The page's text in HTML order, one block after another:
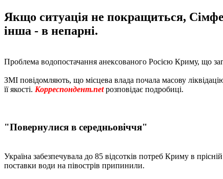
Якщо ситуація не покращиться,
інша - в непарні.
Проблема водопостачання анексованого Росією Криму, що
ЗМІ повідомляють, що місцева влада почала масову
її якості. Корреспондент.netрозповідає подробиці.
"Повернулися в середньовіччя"
Україна забезпечувала до 85 відсотків потреб Криму в
поставки води на півострів припинили.